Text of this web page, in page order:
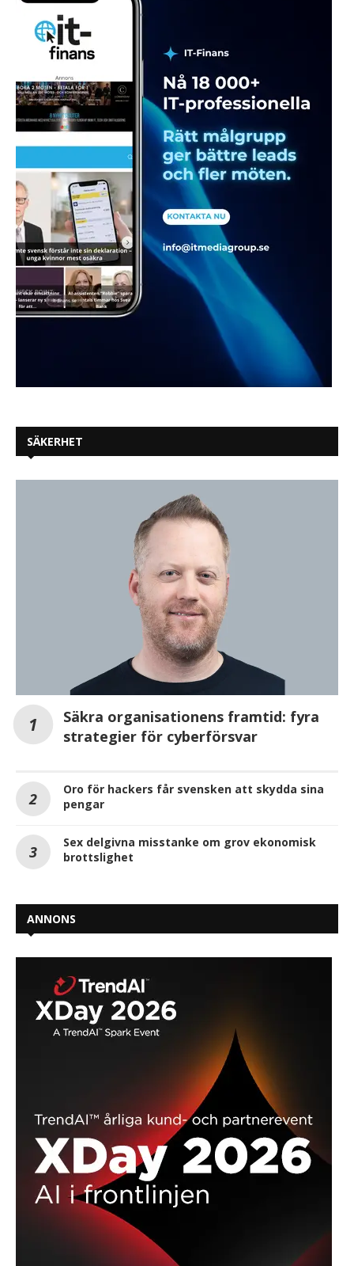
SÄKERHET
Säkra organisationens framtid: fyra
strategier för cyberförsvar
Oro för hackers får svensken att skydda sina
pengar
Sex delgivna misstanke om grov ekonomisk
brottslighet
ANNONS